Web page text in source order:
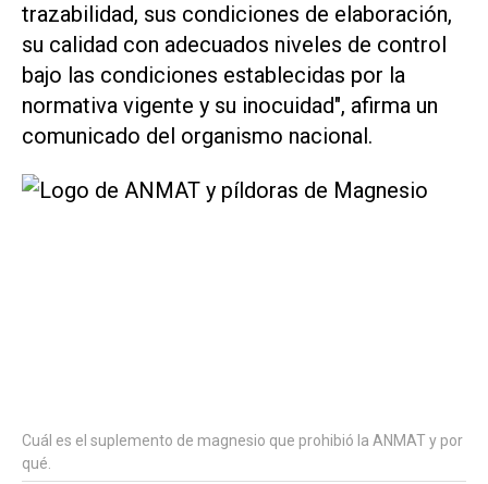
trazabilidad, sus condiciones de elaboración,
su calidad con adecuados niveles de control
bajo las condiciones establecidas por la
normativa vigente y su inocuidad", afirma un
comunicado del organismo nacional.
Cuál es el suplemento de magnesio que prohibió la ANMAT y por
qué.